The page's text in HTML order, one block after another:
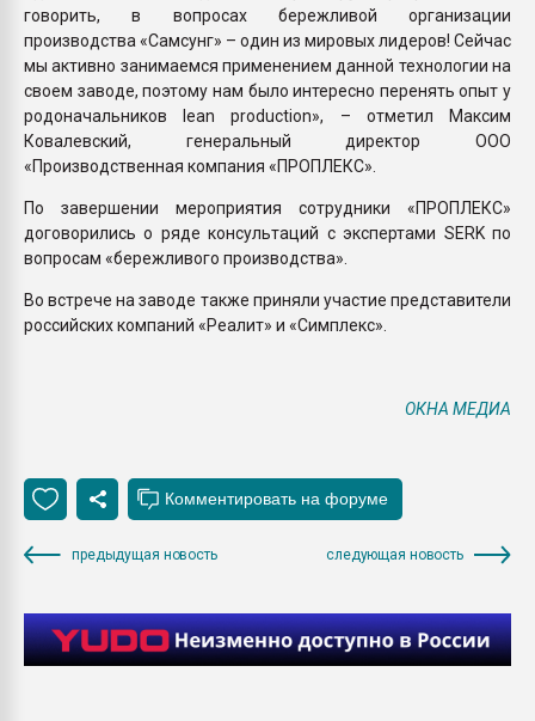
говорить, в вопросах бережливой организации
производства «Самсунг» – один из мировых лидеров! Сейчас
мы активно занимаемся применением данной технологии на
своем заводе, поэтому нам было интересно перенять опыт у
родоначальников lean production», – отметил Максим
Ковалевский, генеральный директор ООО
«Производственная компания «ПРОПЛЕКС».
По завершении мероприятия сотрудники «ПРОПЛЕКС»
договорились о ряде консультаций с экспертами SERK по
вопросам «бережливого производства».
Во встрече на заводе также приняли участие представители
российских компаний «Реалит» и «Симплекс».
ОКНА МЕДИА
предыдущая новость следующая новость